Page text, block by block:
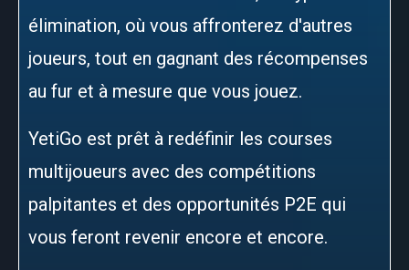
élimination, où vous affronterez d'autres
joueurs, tout en gagnant des récompenses
au fur et à mesure que vous jouez.
YetiGo est prêt à redéfinir les courses
multijoueurs avec des compétitions
palpitantes et des opportunités P2E qui
vous feront revenir encore et encore.